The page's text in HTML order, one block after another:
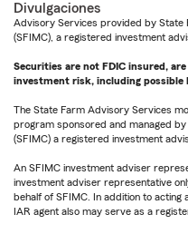
Divulgaciones
Advisory Services provided by State
(SFIMC), a registered investment
Securities are not FDIC insured,
investment risk, including possible
The State Farm Advisory Services
program sponsored and managed
(SFIMC) a registered investment
An SFIMC investment adviser
investment adviser representative
behalf of SFIMC. In addition to
IAR agent also may serve as a